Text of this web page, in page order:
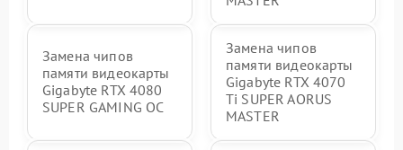
Замена чипов
памяти видеокарты
Gigabyte RTX 4080
SUPER GAMING OC
Замена чипов
памяти видеокарты
Gigabyte RTX 4070
Ti SUPER AORUS
MASTER